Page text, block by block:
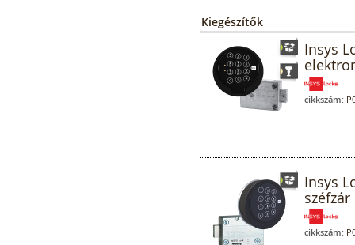
Kiegészítők
Insys
cikkszám:
Insys
cikkszám: